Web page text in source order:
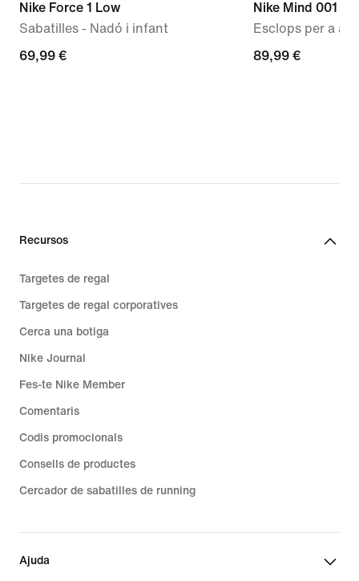
Nike Force 1 Low
Sabatilles - Nadó i infant
69,99 €
69,99 €
Nike Mind 001
Esclops per a
89,99 €
89,99 €
Recursos
Targetes de regal
Targetes de regal corporatives
Cerca una botiga
Nike Journal
Fes-te Nike Member
Comentaris
Codis promocionals
Consells de productes
Cercador de sabatilles de running
Ajuda